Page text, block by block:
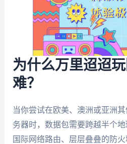
为什么万里迢迢
难？
当你尝试在欧美、澳洲或亚洲
务器时，数据包需要跨越半个
国际网络路由、层层叠叠的防